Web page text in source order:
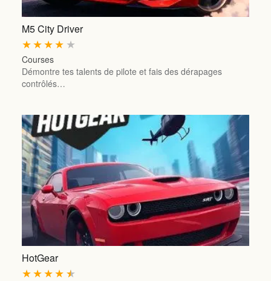
M5 City Driver
★
★
★
★
★
Courses
Démontre tes talents de pilote et fais des dérapages
contrôlés…
HotGear
★
★
★
★
★